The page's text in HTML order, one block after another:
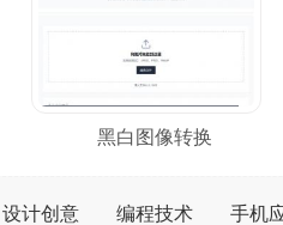
黑白图像转换
设计创意 编程技术 手机